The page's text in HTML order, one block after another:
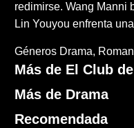
redimirse. Wang Manni
Lin Youyou enfrenta
Géneros Drama
Más de El Club
Más de Drama
Recomendada